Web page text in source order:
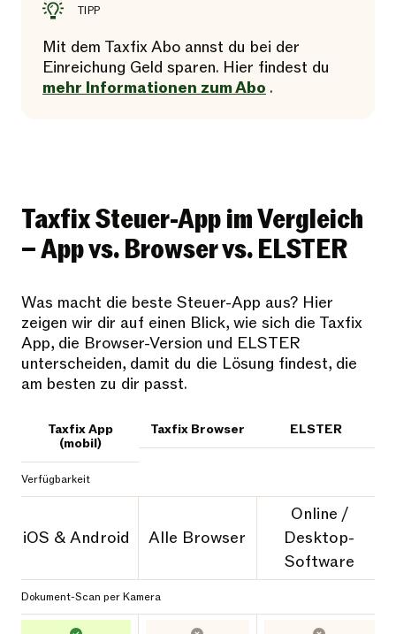
TIPP
Mit dem Taxfix Abo annst du bei der
Einreichung Geld sparen. Hier findest du
mehr Informationen zum Abo .
Taxfix App
(mobil)
Taxfix Browser ELSTER
Verfügbarkeit
iOS & Android Alle Browser
Online /
Desktop-
Software
Dokument-Scan per Kamera
Taxfix Steuer-App im Vergleich
– App vs. Browser vs. ELSTER
Was macht die beste Steuer-App aus? Hier
zeigen wir dir auf einen Blick, wie sich die Taxfix
App, die Browser-Version und ELSTER
unterscheiden, damit du die Lösung findest, die
am besten zu dir passt.